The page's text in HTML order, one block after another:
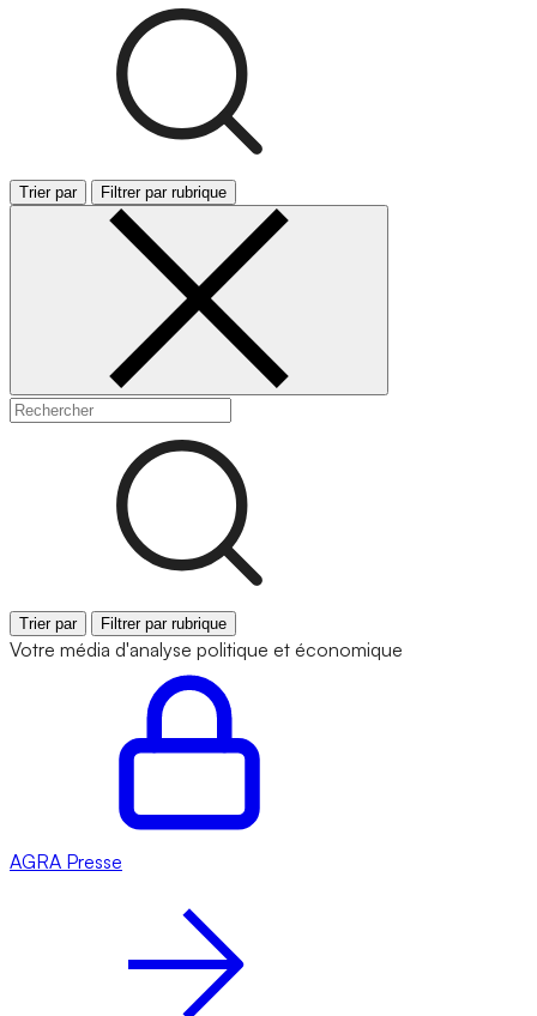
Trier par Filtrer par rubrique
Trier par Filtrer par rubrique
Votre média d'analyse politique et économique
AGRA Presse